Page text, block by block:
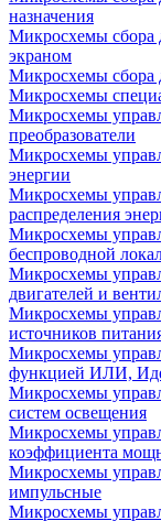
назначения
Микросхемы сбора
экраном
Микросхемы
Микросхемы
Микросхемы
преобразователи
Микросхемы
энергии
Микросхемы
распределения
Микросхемы
беспроводной
Микросхемы
двигателей и
Микросхемы
источников
Микросхемы
функцией ИЛИ,
Микросхемы
систем освещения
Микросхемы
коэффициента
Микросхемы
импульсные
Микросхемы